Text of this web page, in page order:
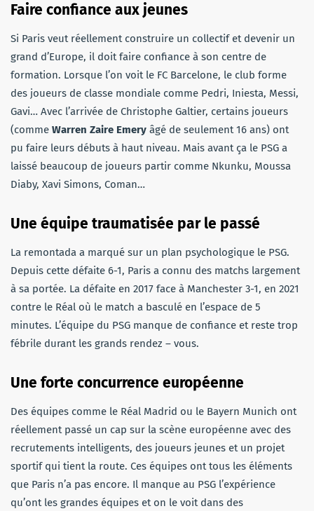
Faire confiance aux jeunes
Si Paris veut réellement construire un collectif et devenir un
grand d’Europe, il doit faire confiance à son centre de
formation. Lorsque l’on voit le FC Barcelone, le club forme
des joueurs de classe mondiale comme Pedri, Iniesta, Messi,
Gavi… Avec l’arrivée de Christophe Galtier, certains joueurs
(comme Warren Zaire Emery âgé de seulement 16 ans) ont
pu faire leurs débuts à haut niveau. Mais avant ça le PSG a
laissé beaucoup de joueurs partir comme Nkunku, Moussa
Diaby, Xavi Simons, Coman…
Une équipe traumatisée par le passé
La remontada a marqué sur un plan psychologique le PSG.
Depuis cette défaite 6-1, Paris a connu des matchs largement
à sa portée. La défaite en 2017 face à Manchester 3-1, en 2021
contre le Réal où le match a basculé en l’espace de 5
minutes. L’équipe du PSG manque de confiance et reste trop
fébrile durant les grands rendez – vous.
Une forte concurrence européenne
Des équipes comme le Réal Madrid ou le Bayern Munich ont
réellement passé un cap sur la scène européenne avec des
recrutements intelligents, des joueurs jeunes et un projet
sportif qui tient la route. Ces équipes ont tous les éléments
que Paris n’a pas encore. Il manque au PSG l’expérience
qu’ont les grandes équipes et on le voit dans des